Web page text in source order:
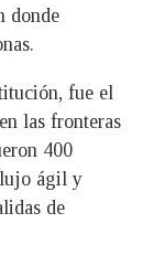
donde
fue el
las fronteras
400
ágil y
de